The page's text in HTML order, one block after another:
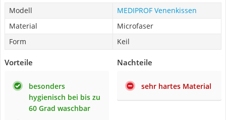
Modell
MEDIPROF Venenkissen
Material
Microfaser
Form
Keil
Vorteile
besonders
hygienisch bei bis zu
60 Grad waschbar
Nachteile
sehr hartes Material